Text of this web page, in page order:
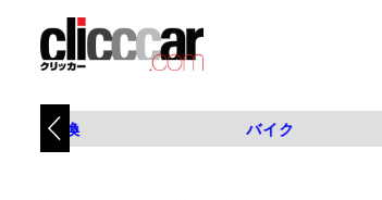
タイヤ交換 バイク